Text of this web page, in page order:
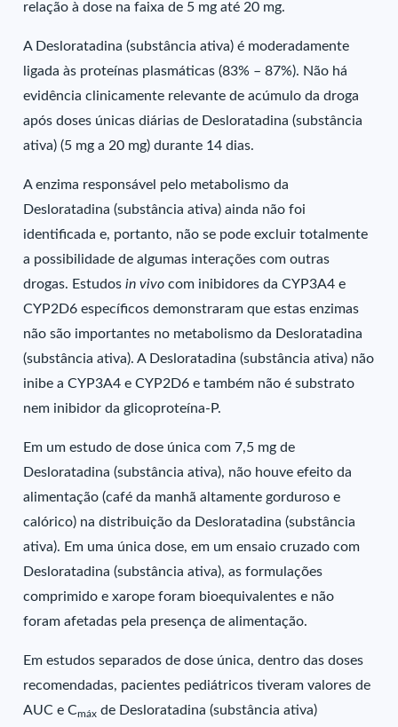
relação à dose na faixa de 5 mg até 20 mg.
A Desloratadina (substância ativa) é moderadamente
ligada às proteínas plasmáticas (83% – 87%). Não há
evidência clinicamente relevante de acúmulo da droga
após doses únicas diárias de Desloratadina (substância
ativa) (5 mg a 20 mg) durante 14 dias.
A enzima responsável pelo metabolismo da
Desloratadina (substância ativa) ainda não foi
identificada e, portanto, não se pode excluir totalmente
a possibilidade de algumas interações com outras
drogas. Estudosin vivo com inibidores da CYP3A4 e
CYP2D6 específicos demonstraram que estas enzimas
não são importantes no metabolismo da Desloratadina
(substância ativa). A Desloratadina (substância ativa) não
inibe a CYP3A4 e CYP2D6 e também não é substrato
nem inibidor da glicoproteína-P.
Em um estudo de dose única com 7,5 mg de
Desloratadina (substância ativa), não houve efeito da
alimentação (café da manhã altamente gorduroso e
calórico) na distribuição da Desloratadina (substância
ativa). Em uma única dose, em um ensaio cruzado com
Desloratadina (substância ativa), as formulações
comprimido e xarope foram bioequivalentes e não
foram afetadas pela presença de alimentação.
Em estudos separados de dose única, dentro das doses
recomendadas, pacientes pediátricos tiveram valores de
AUC e Cmáx de Desloratadina (substância ativa)